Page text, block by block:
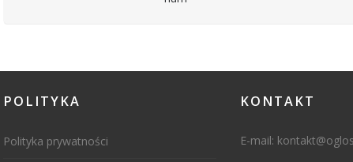
POLITYKA
Polityka prywatności
KONTAKT
E-mail: